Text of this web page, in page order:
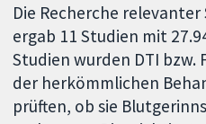
Die Recherche
ergab 11 Studien mit
Studien wurden DTI bzw.
der herkömmlichen
prüften, ob sie